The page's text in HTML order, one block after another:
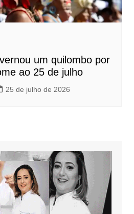
um quilombo por
ao 25 de julho
25 de julho de 2026